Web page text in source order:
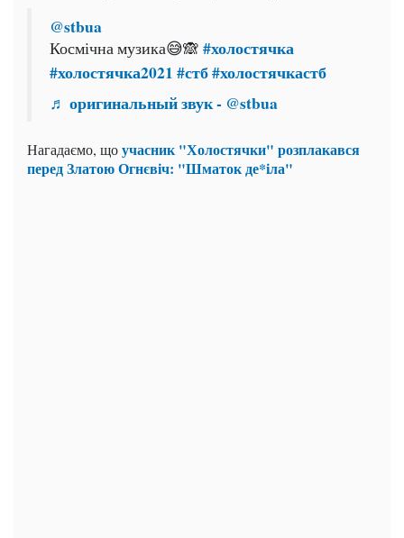
@stbua
Космічна музика😅🙈 #холостячка
#холостячка2021#стб#холостячкастб
♬ оригинальный звук - @stbua
Нагадаємо, щоучасник "Холостячки" розплакався
перед Златою Огнєвіч: "Шматок де*іла"